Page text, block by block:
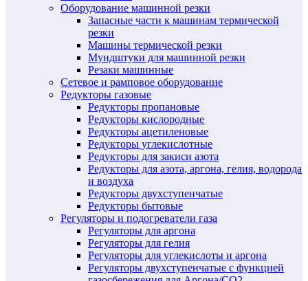
Оборудование машинной резки
Запасные части к машинам термической
резки
Машины термической резки
Мундштуки для машинной резки
Резаки машинные
Сетевое и рамповое оборудование
Редукторы газовые
Редукторы пропановые
Редукторы кислородные
Редукторы ацетиленовые
Редукторы углекислотные
Редукторы для закиси азота
Редукторы для азота, аргона, гелия, водорода
и воздуха
Редукторы двухступенчатые
Редукторы бытовые
Регуляторы и подогреватели газа
Регуляторы для аргона
Регуляторы для гелия
Регуляторы для углекислоты и аргона
Регуляторы двухступенчатые c функцией